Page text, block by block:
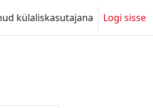
külaliskasutajana Logi sisse